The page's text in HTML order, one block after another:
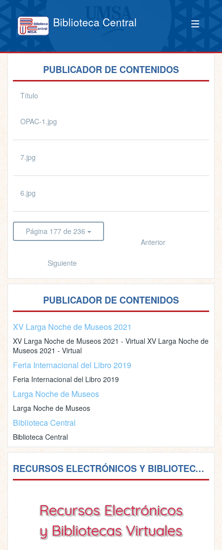
Biblioteca Central
PUBLICADOR DE CONTENIDOS
Título
OPAC-1.jpg
7.jpg
6.jpg
Página 177 de 236
Anterior
Siguiente
PUBLICADOR DE CONTENIDOS
XV Larga Noche de Museos 2021
XV Larga Noche de Museos 2021 - Virtual XV Larga Noche de
Museos 2021 - Virtual
Feria Internacional del Libro 2019
Feria Internacional del Libro 2019
Larga Noche de Museos
Larga Noche de Museos
Biblioteca Central
Biblioteca Central
RECURSOS ELECTRÓNICOS Y BIBLIOTECAS VIRTUALES
Recursos Electrónicos
y Bibliotecas Virtuales